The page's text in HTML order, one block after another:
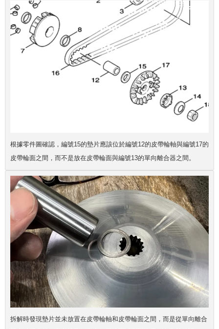
根據零件圖確認，編號15的墊片應該位於編號12的皮帶輪軸與編號17的
皮帶輪面之間，而不是放在皮帶輪面與編號13的單向離合器之間。
拆解時發現墊片並未放置在皮帶輪軸和皮帶輪面之間，而是從單向離合